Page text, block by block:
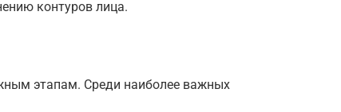
контуров лица.
этапам. Среди наиболее важных